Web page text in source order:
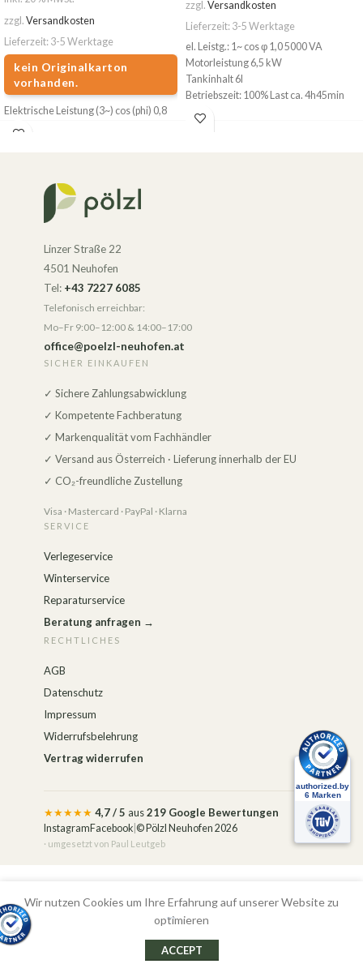
zzgl. Versandkosten
Lieferzeit: 3-5 Werktage
kein Originalkarton
vorhanden.
Elektrische Leistung (3~) cos (phi) 0,8
12000 VA
Gewicht 148 kg
Tankinhalt 16,5 l
Schallleistungspegel 96 dB(A)
Betriebszeit Halblast 6,5h
zzgl. Versandkosten
Lieferzeit: 3-5 Werktage
el. Leistg.: 1~ cos φ 1,0 5000 VA
Motorleistung 6,5 kW
Tankinhalt 6l
Betriebszeit: 100% Last ca. 4h45min
Betriebszeit: 75% Last ca. 5h30min
Linzer Straße 22
4501 Neuhofen
Tel: +43 7227 6085
Telefonisch erreichbar:
Mo–Fr 9:00–12:00 & 14:00–17:00
office@poelzl-neuhofen.at
SICHER EINKAUFEN
✓ Sichere Zahlungsabwicklung
✓ Kompetente Fachberatung
✓ Markenqualität vom Fachhändler
✓ Versand aus Österreich · Lieferung innerhalb der EU
✓ CO₂-freundliche Zustellung
Visa · Mastercard · PayPal · Klarna
SERVICE
Verlegeservice
Winterservice
Reparaturservice
Beratung anfragen →
RECHTLICHES
AGB
Datenschutz
Impressum
Widerrufsbelehrung
Vertrag widerrufen
★★★★★ 4,7 / 5 aus219 Google Bewertungen
Instagram Facebook © Pölzl Neuhofen 2026
· umgesetzt von Paul Leutgeb
Wir nutzen Cookies um Ihre Erfahrung auf unserer Website zu
optimieren
ACCEPT
Alle Preise inkl. der gesetzlichen MwSt.